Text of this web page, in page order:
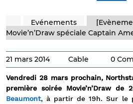
Evénements
Movie’n’Draw spéciale Captain
21 mars 2014 Cable 0
Vendredi 28 mars prochain,
première soirée Movie’n’Draw de
Beaumont, à partir de 19h. Sur le